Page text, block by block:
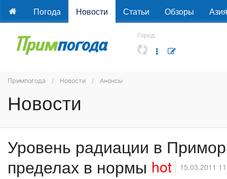
Погода Новости Статьи Обзоры Азия
Город
Примпогода Новости Анонсы
Новости
Уровень радиации в
пределах в нормы hot 15.03.2011